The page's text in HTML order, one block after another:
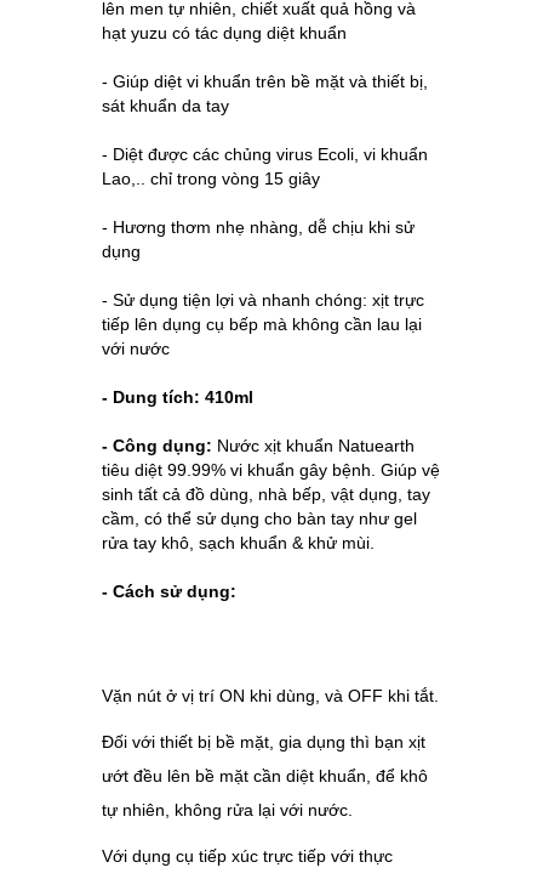
lên men tự nhiên, chiết xuất quả hồng và
hạt yuzu có tác dụng diệt khuẩn
- Giúp diệt vi khuẩn trên bề mặt và thiết bị,
sát khuẩn da tay
- Diệt được các chủng virus Ecoli, vi khuẩn
Lao,.. chỉ trong vòng 15 giây
- Hương thơm nhẹ nhàng, dễ chịu khi sử
dụng
- Sử dụng tiện lợi và nhanh chóng: xịt trực
tiếp lên dụng cụ bếp mà không cần lau lại
với nước
- Dung tích: 410ml
- Công dụng: Nước xịt khuẩn Natuearth
tiêu diệt 99.99% vi khuẩn gây bệnh. Giúp vệ
sinh tất cả đồ dùng, nhà bếp, vật dụng, tay
cầm, có thể sử dụng cho bàn tay như gel
rửa tay khô, sạch khuẩn & khử mùi.
- Cách sử dụng:
Vặn nút ở vị trí ON khi dùng, và OFF khi tắt.
Đối với thiết bị bề mặt, gia dụng thì bạn xịt
ướt đều lên bề mặt cần diệt khuẩn, để khô
tự nhiên, không rửa lại với nước.
Với dụng cụ tiếp xúc trực tiếp với thực